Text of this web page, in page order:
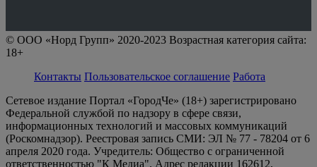
© ООО «Норд Групп» 2020-2023 Возрастная категория сайта:
18+
Контакты Пользовательское соглашение Работа
Сетевое издание Портал «ГородЧе» (18+) зарегистрировано
Федеральной службой по надзору в сфере связи,
информационных технологий и массовых коммуникаций
(Роскомнадзор). Реестровая запись СМИ: ЭЛ № 77 - 78204 от 6
апреля 2020 года. Учредитель: Общество с ограниченной
ответственностью "К Медиа". Адрес редакции 162612,